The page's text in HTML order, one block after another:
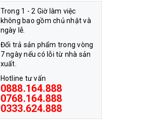
Trong 1 - 2 Giờ làm việc
không bao gồm chủ nhật và
ngày lễ.
Đổi trả sản phẩm trong vòng
7 ngày nếu có lỗi từ nhà sản
xuất.
Hotline tư vấn
0888.164.888
0768.164.888
0333.624.888